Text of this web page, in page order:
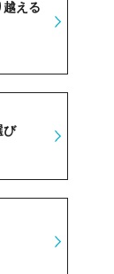
越える
び